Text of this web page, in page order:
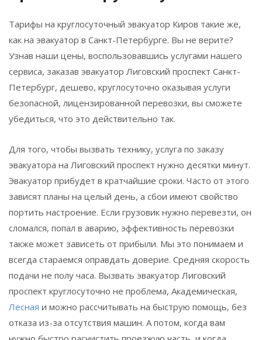
Тарифы на круглосуточный эвакуатор Киров такие же,
как на эвакуатор в Санкт-Петербурге. Вы не верите?
Узнав наши цены, воспользовавшись услугами нашего
сервиса, заказав эвакуатор Лиговский проспект Санкт-
Петербург, дешево, круглосуточно оказывая услуги
безопасной, лицензированной перевозки, вы сможете
убедиться, что это действительно так.
Для того, чтобы вызвать технику, услуга по заказу
эвакуатора на Лиговский проспект нужно десятки минут.
Эвакуатор прибудет в кратчайшие сроки. Часто от этого
зависят планы на целый день, а сбои имеют свойство
портить настроение. Если грузовик нужно перевезти, он
сломался, попал в аварию, эффективность перевозки
также может зависеть от прибыли. Мы это понимаем и
всегда стараемся оправдать доверие. Средняя скорость
подачи не полу часа. Вызвать эвакуатор Лиговский
проспект круглосуточно не проблема, Академическая,
Лесная и можно рассчитывать на быструю помощь, без
отказа из-за отсутствия машин. А потом, когда вам